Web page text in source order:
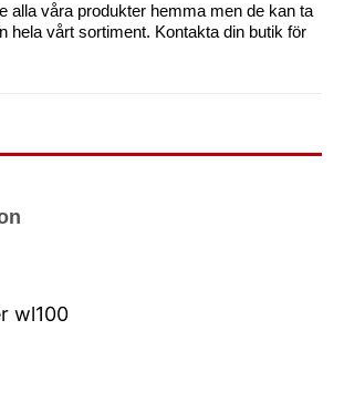
alla våra produkter hemma men de kan ta
hela vårt sortiment. Kontakta din butik för
wl100